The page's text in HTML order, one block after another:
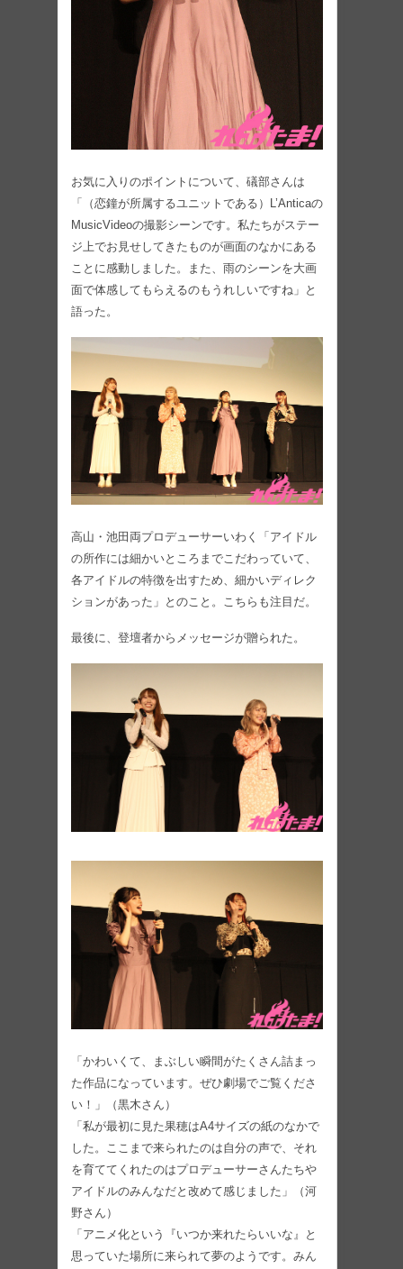
お気に入りのポイントについて、礒部さんは
「（恋鐘が所属するユニットである）L’Anticaの
MusicVideoの撮影シーンです。私たちがステー
ジ上でお見せしてきたものが画面のなかにある
ことに感動しました。また、雨のシーンを大画
面で体感してもらえるのもうれしいですね」と
語った。
高山・池田両プロデューサーいわく「アイドル
の所作には細かいところまでこだわっていて、
各アイドルの特徴を出すため、細かいディレク
ションがあった」とのこと。こちらも注目だ。
最後に、登壇者からメッセージが贈られた。
「かわいくて、まぶしい瞬間がたくさん詰まっ
た作品になっています。ぜひ劇場でご覧くださ
い！」（黒木さん）
「私が最初に見た果穂はA4サイズの紙のなかで
した。ここまで来られたのは自分の声で、それ
を育ててくれたのはプロデューサーさんたちや
アイドルのみんなだと改めて感じました」（河
野さん）
「アニメ化という『いつか来れたらいいな』と
思っていた場所に来られて夢のようです。みん